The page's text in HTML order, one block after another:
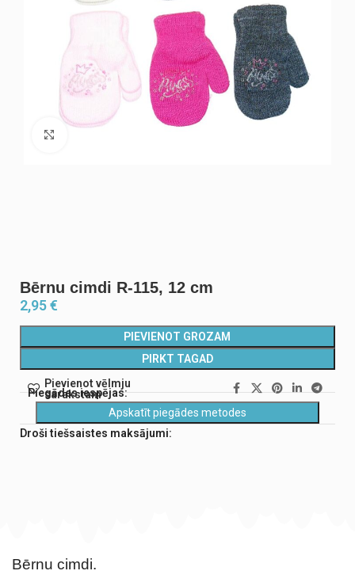
Bērnu cimdi R-115, 12 cm
2,95€
PIEVIENOT GROZAM
PIRKT TAGAD
Pievienot vēlmju
sarakstam
Piegādes iespējas:
Apskatīt piegādes metodes
Droši tiešsaistes maksājumi:
Bērnu cimdi.